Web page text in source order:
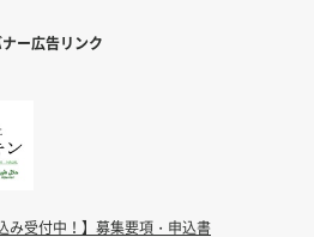
ナー広告リンク
み受付中！】募集要項・申込書